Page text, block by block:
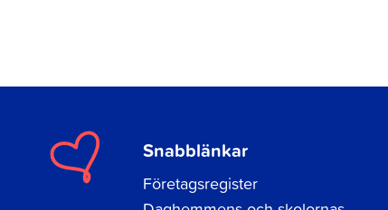
Snabblänkar
Företagsregister